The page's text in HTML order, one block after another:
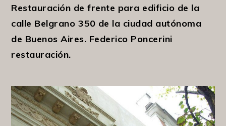
Restauración de frente para edificio de la
calle Belgrano 350 de la ciudad autónoma
de Buenos Aires. Federico Poncerini
restauración.